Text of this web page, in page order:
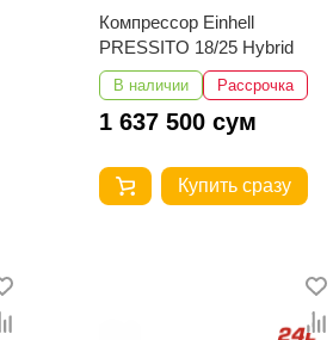
Компрессор Einhell
PRESSITO 18/25 Hybrid
В наличии Рассрочка
1 637 500 сум
Купить сразу